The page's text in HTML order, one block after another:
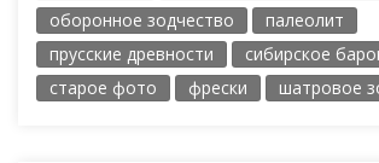
оборонное зодчество
палеолит
прусские древности
сибирское
старое фото
фрески шатровое